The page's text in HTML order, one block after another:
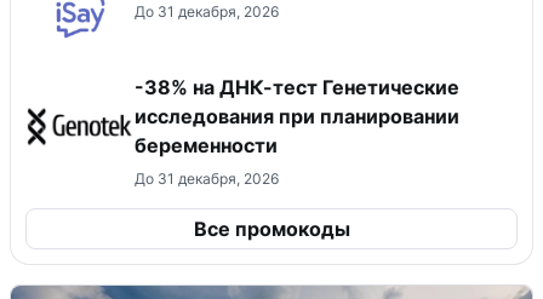
До 31 декабря, 2026
-38% на ДНК-тест Генетические
исследования при планировании
беременности
До 31 декабря, 2026
Все промокоды